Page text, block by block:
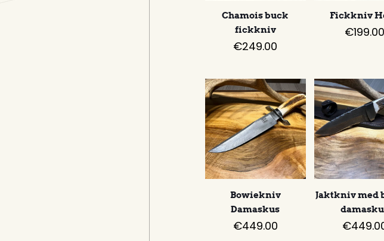
Chamois buck
fickkniv
€249.00
Fickkniv
€199.00
Bowiekniv
Damaskus
€449.00
Jaktkniv med
€